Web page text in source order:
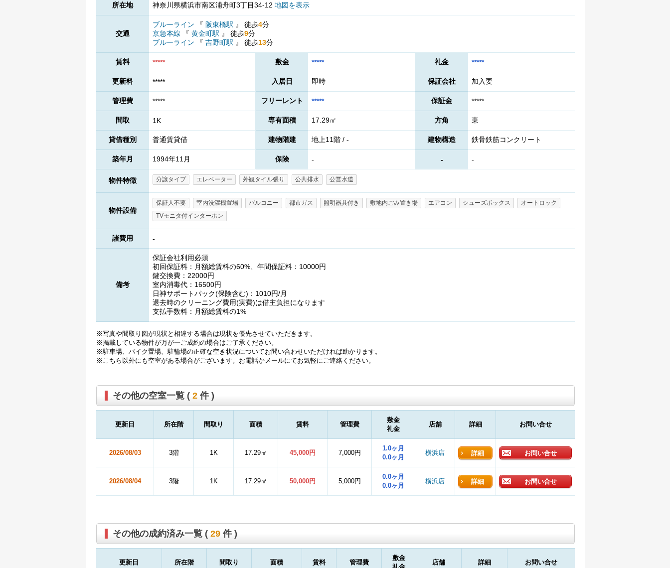
所在地 神奈川県横浜市南区浦舟町3丁目34-12 地図を表示
交通
ブルーライン 『 阪東橋駅 』 徒歩4分
京急本線
『 黄金町駅 』 徒歩9分
ブルーライン
『 吉野町駅 』 徒歩13分
賃料 ***** 敷金 ***** 礼金 *****
更新料 ***** 入居日 即時 保証会社 加入要
管理費 ***** フリーレント ***** 保証金 *****
間取 1K 専有面積 17.29㎡ 方角 東
貸借種別 普通賃貸借 建物階建 地上11階 / - 建物構造 鉄骨鉄筋コンクリート
築年月 1994年11月 保険 - - -
物件特徴 分譲タイプ エレベーター 外観タイル張り 公共排水 公営水道
物件設備
保証人不要 室内洗濯機置場 バルコニー 都市ガス 照明器具付き 敷地内ごみ置き場 エアコン シューズボックス
オートロック
TVモニタ付インターホン
諸費用 -
備考
保証会社利用必須
初回保証料：月額総賃料の60%、年間保証料：10000円
鍵交換費：22000円
室内消毒代：16500円
日神サポートパック(保険含む)：1010円/月
退去時のクリーニング費用(実費)は借主負担になります
支払手数料：月額総賃料の1%
※写真や間取り図が現状と相違する場合は現状を優先させていただきます。
※掲載している物件が万が一ご成約の場合はご了承ください。
※駐車場、バイク置場、駐輪場の正確な空き状況についてお問い合わせいただければ助かります。
※こちら以外にも空室がある場合がございます。お電話かメールにてお気軽にご連絡ください。
その他の空室一覧 ( 2 件 )
更新日 所在階 間取り 面積 賃料 管理費
敷金
礼金
店舗 詳細 お問い合せ
2026/08/03 3階 1K 17.29㎡ 45,000円 7,000円
1.0ヶ月
0.0ヶ月
横浜店 詳細 お問い合せ
2026/08/04 3階 1K 17.29㎡ 50,000円 5,000円
0.0ヶ月
0.0ヶ月
横浜店 詳細 お問い合せ
その他の成約済み一覧 ( 29 件 )
更新日 所在階 間取り 面積 賃料 管理費
敷金
店舗 詳細 お問い合せ